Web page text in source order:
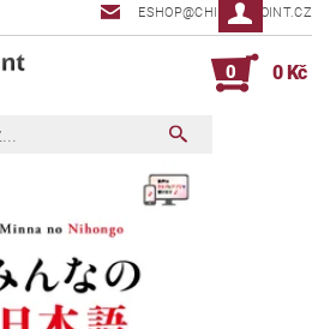
ESHOP@CHINESEPOINT.CZ
0 0 Kč